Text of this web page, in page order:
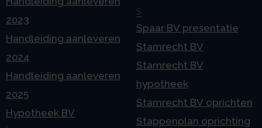
2023
Handleiding aanleveren
2024
Handleiding aanleveren
2025
Hypotheek BV
S
Spaar BV presentatie
Stamrecht BV
Stamrecht BV
hypotheek
Stamrecht BV oprichten
Stappenplan oprichting